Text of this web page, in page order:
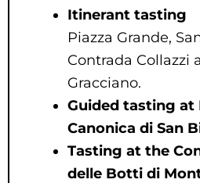
Itinerant tasting
Piazza Grande,
Contrada Collazzi
Gracciano.
Guided tasting at
Canonica di San
Tasting at the
delle Botti di